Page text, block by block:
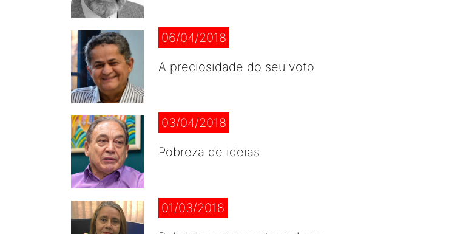
06/04/2018
A preciosidade do seu voto
03/04/2018
Pobreza de ideias
01/03/2018